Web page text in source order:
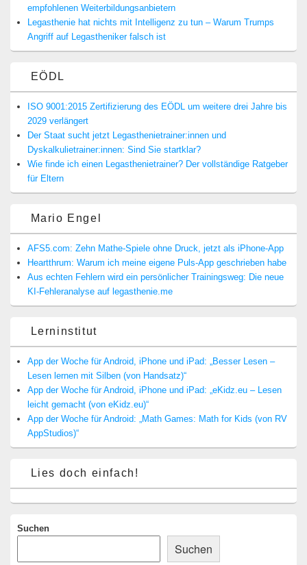
empfohlenen Weiterbildungsanbietern
Legasthenie hat nichts mit Intelligenz zu tun – Warum Trumps
Angriff auf Legastheniker falsch ist
EÖDL
ISO 9001:2015 Zertifizierung des EÖDL um weitere drei Jahre bis
2029 verlängert
Der Staat sucht jetzt Legasthenietrainer:innen und
Dyskalkulietrainer:innen: Sind Sie startklar?
Wie finde ich einen Legasthenietrainer? Der vollständige Ratgeber
für Eltern
Mario Engel
AFS5.com: Zehn Mathe-Spiele ohne Druck, jetzt als iPhone-App
Heartthrum: Warum ich meine eigene Puls-App geschrieben habe
Aus echten Fehlern wird ein persönlicher Trainingsweg: Die neue
KI-Fehleranalyse auf legasthenie.me
Lerninstitut
App der Woche für Android, iPhone und iPad: „Besser Lesen –
Lesen lernen mit Silben (von Handsatz)“
App der Woche für Android, iPhone und iPad: „eKidz.eu – Lesen
leicht gemacht (von eKidz.eu)“
App der Woche für Android: „Math Games: Math for Kids (von RV
AppStudios)“
Lies doch einfach!
Suchen
Suchen